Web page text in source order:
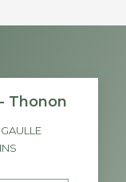
Thonon